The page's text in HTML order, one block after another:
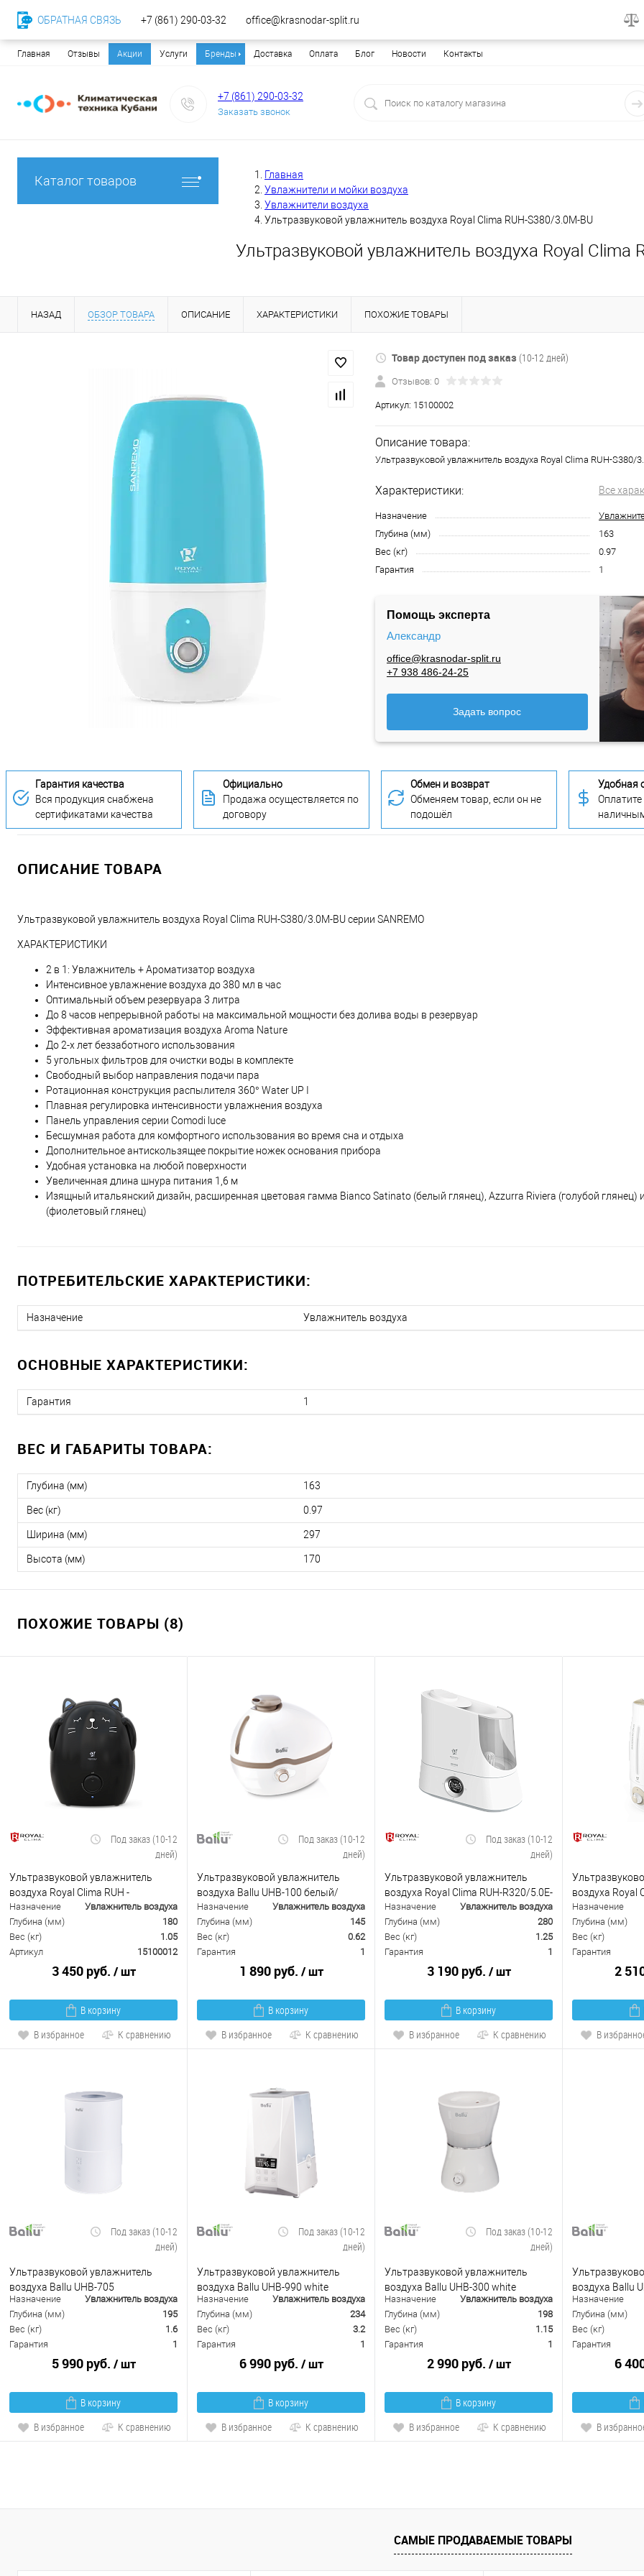
Главная Отзывы Акции Услуги Бренды Доставка Оплата Блог Новости Контакты
+7 (861) 290-03-32
Заказать звонок
Каталог товаров
Главная
Увлажнители и мойки воздуха
Увлажнители воздуха
Ультразвуковой увлажнитель воздуха Royal Clima RUH-S380/3.0M-BU
Ультразвуковой увлажнитель воздуха Royal Clima
НАЗАД ОБЗОР ТОВАРА ОПИСАНИЕ ХАРАКТЕРИСТИКИ ПОХОЖИЕ ТОВАРЫ
Товар доступен под заказ (10-12 дней)
Отзывов: 0
Артикул: 15100002
Описание товара:
Ультразвуковой увлажнитель воздуха Royal Clima RUH-S380/
Характеристики: Все
Назначение
Глубина (мм)
163
Вес (кг)
0.97
Гарантия
1
Помощь эксперта
Александр
office@krasnodar-split.ru
+7 938 486-24-25
Задать вопрос
Гарантия качества
Вся продукция снабжена
сертификатами качества
Официально
Продажа осуществляется по
договору
Обмен и возврат
Обменяем товар, если он не
подошёл
Удобная
ОПИСАНИЕ ТОВАРА
Ультразвуковой увлажнитель воздуха Royal Clima RUH-S380/3.0M-BU серии SANREMO
ХАРАКТЕРИСТИКИ
2 в 1: Увлажнитель + Ароматизатор воздуха
Интенсивное увлажнение воздуха до 380 мл в час
Оптимальный объем резервуара 3 литра
До 8 часов непрерывной работы на максимальной мощности без долива воды в резервуар
Эффективная ароматизация воздуха Aroma Nature
До 2-х лет беззаботного использования
5 угольных фильтров для очистки воды в комплекте
Свободный выбор направления подачи пара
Ротационная конструкция распылителя 360° Water UP I
Плавная регулировка интенсивности увлажнения воздуха
Панель управления серии Comodi luce
Бесшумная работа для комфортного использования во время сна и отдыха
Дополнительное антискользящее покрытие ножек основания прибора
Удобная установка на любой поверхности
Увеличенная длина шнура питания 1,6 м
Изящный итальянский дизайн, расширенная цветовая гамма Bianco Satinato (белый глянец), Azzurra Riviera (голубой глянец)
(фиолетовый глянец)
ПОТРЕБИТЕЛЬСКИЕ ХАРАКТЕРИСТИКИ:
Назначение Увлажнитель воздуха
ОСНОВНЫЕ ХАРАКТЕРИСТИКИ:
Гарантия 1
ВЕС И ГАБАРИТЫ ТОВАРА:
Глубина (мм) 163
Вес (кг) 0.97
Ширина (мм) 297
Высота (мм) 170
ПОХОЖИЕ ТОВАРЫ (8)
Под заказ (10-12
дней)
Ультразвуковой увлажнитель
воздуха Royal Clima RUH -
MR200/1.5M-GR
Назначение
Увлажнитель воздуха
Глубина (мм)
180
Вес (кг)
1.05
Артикул
15100012
3 450 руб. / шт
В корзину
В избранное
К сравнению
Под заказ (10-12
дней)
Ультразвуковой увлажнитель
воздуха Ballu UHB-100 белый/
бежевый
Назначение
Увлажнитель воздуха
Глубина (мм)
145
Вес (кг)
0.62
Гарантия
1
1 890 руб. / шт
В корзину
В избранное
К сравнению
Под заказ (10-12
дней)
Ультразвуковой увлажнитель
воздуха Royal Clima RUH-R320/5.0E-
WT
Назначение
Увлажнитель воздуха
Глубина (мм)
280
Вес (кг)
1.25
Гарантия
1
3 190 руб. / шт
В корзину
В избранное
К сравнению
воздуха Royal
SP400/3.0M-SV
Назначение
Глубина (мм)
Вес (кг)
Гарантия
2
В
Под заказ (10-12
дней)
Ультразвуковой увлажнитель
воздуха Ballu UHB-705
Назначение
Увлажнитель воздуха
Глубина (мм)
195
Вес (кг)
1.6
Гарантия
1
5 990 руб. / шт
В корзину
В избранное
К сравнению
Под заказ (10-12
дней)
Ультразвуковой увлажнитель
воздуха Ballu UHB-990 white
Назначение
Увлажнитель воздуха
Глубина (мм)
234
Вес (кг)
3.2
Гарантия
1
6 990 руб. / шт
В корзину
В избранное
К сравнению
Под заказ (10-12
дней)
Ультразвуковой увлажнитель
воздуха Ballu UHB-300 white
Назначение
Увлажнитель воздуха
Глубина (мм)
198
Вес (кг)
1.15
Гарантия
1
2 990 руб. / шт
В корзину
В избранное
К сравнению
воздуха Ballu
Назначение
Глубина (мм)
Вес (кг)
Гарантия
6
В
САМЫЕ ПРОДАВАЕМЫЕ ТОВАРЫ
ОБРАТНАЯ СВЯЗЬ +7 (861) 290-03-32 office@krasnodar-split.ru